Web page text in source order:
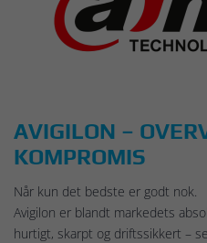
AVIGILON –
KOMPROMIS
Når kun det bedste er godt nok.
Avigilon er blandt markedets
hurtigt, skarpt og driftssikkert –